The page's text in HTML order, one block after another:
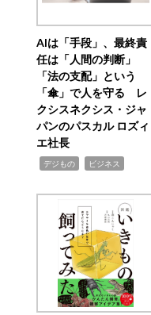
AIは「手段」、最終責
任は「人間の判断」
「法の支配」という
「傘」で人を守る レ
クシスネクシス・ジャ
パンのパスカル ロズィ
エ社長
デジもの ビジネス